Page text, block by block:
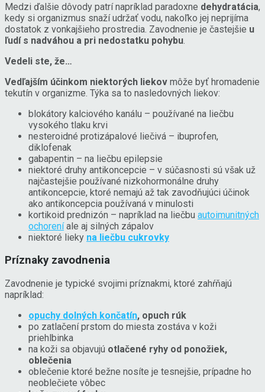
Medzi ďalšie dôvody patrí napríklad paradoxne dehydratácia,
kedy si organizmus snaží udržať vodu, nakoľko jej neprijíma
dostatok z vonkajšieho prostredia. Zavodnenie je častejšie u
ľudí s nadváhou a pri nedostatku pohybu
Vedeli ste, že…
Vedľajším účinkom niektorých liekov môže byť hromadenie
tekutín v organizme. Týka sa to nasledovných liekov:
blokátory kalciového kanálu – používané na liečbu
vysokého tlaku krvi
nesteroidné protizápalové liečivá – ibuprofen,
diklofenak
gabapentin – na liečbu epilepsie
niektoré druhy antikoncepcie – v súčasnosti sú však už
najčastejšie používané nizkohormonálne druhy
antikoncepcie, ktoré nemajú až tak zavodňujúci účinok
ako antikoncepcia používaná v minulosti
kortikoid prednizón – napríklad na liečbu autoimunitných
ochoreníale aj silných zápalov
niektoré lieky na liečbu cukrovky
Príznaky zavodnenia
Zavodnenie je typické svojimi príznakmi, ktoré zahŕňajú
napríklad:
opuchy dolných končatín, opuch rúk
po zatlačení prstom do miesta zostáva v koži
priehlbinka
na koži sa objavujú otlačené ryhy od ponožiek,
oblečenia
oblečenie ktoré bežne nosíte je tesnejšie, prípadne ho
neoblečiete vôbec